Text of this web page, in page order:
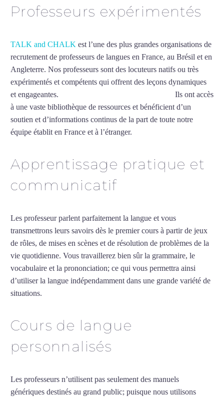
Professeurs expérimentés
TALK and CHALK est l’une des plus grandes organisations de
recrutement de professeurs de langues en France, au Brésil et en
Angleterre. Nos professeurs sont des locuteurs natifs ou très
expérimentés et compétents qui offrent des leçons dynamiques
et engageantes.
Ils ont accès
à une vaste bibliothèque de ressources et bénéficient d’un
soutien et d’informations continus de la part de toute notre
équipe établit en France et à l’étranger.
Apprentissage pratique et
communicatif
Les professeur parlent parfaitement la langue et vous
transmettrons leurs savoirs dès le premier cours à partir de jeux
de rôles, de mises en scènes et de résolution de problèmes de la
vie quotidienne. Vous travaillerez bien sûr la grammaire, le
vocabulaire et la prononciation; ce qui vous permettra ainsi
d’utiliser la langue indépendamment dans une grande variété de
situations.
Cours de langue
personnalisés
Les professeurs n’utilisent pas seulement des manuels
génériques destinés au grand public; puisque nous utilisons